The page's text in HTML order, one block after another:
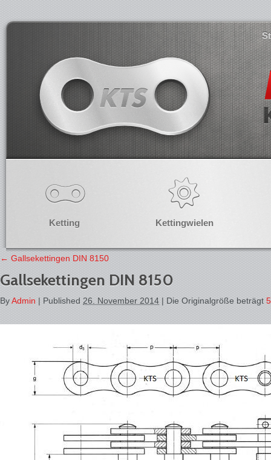
Ketting Kettingwielen
← Gallsekettingen DIN 8150
Gallsekettingen DIN 8150
ByAdmin | Published 26. November 2014 | Die Originalgröße beträgt